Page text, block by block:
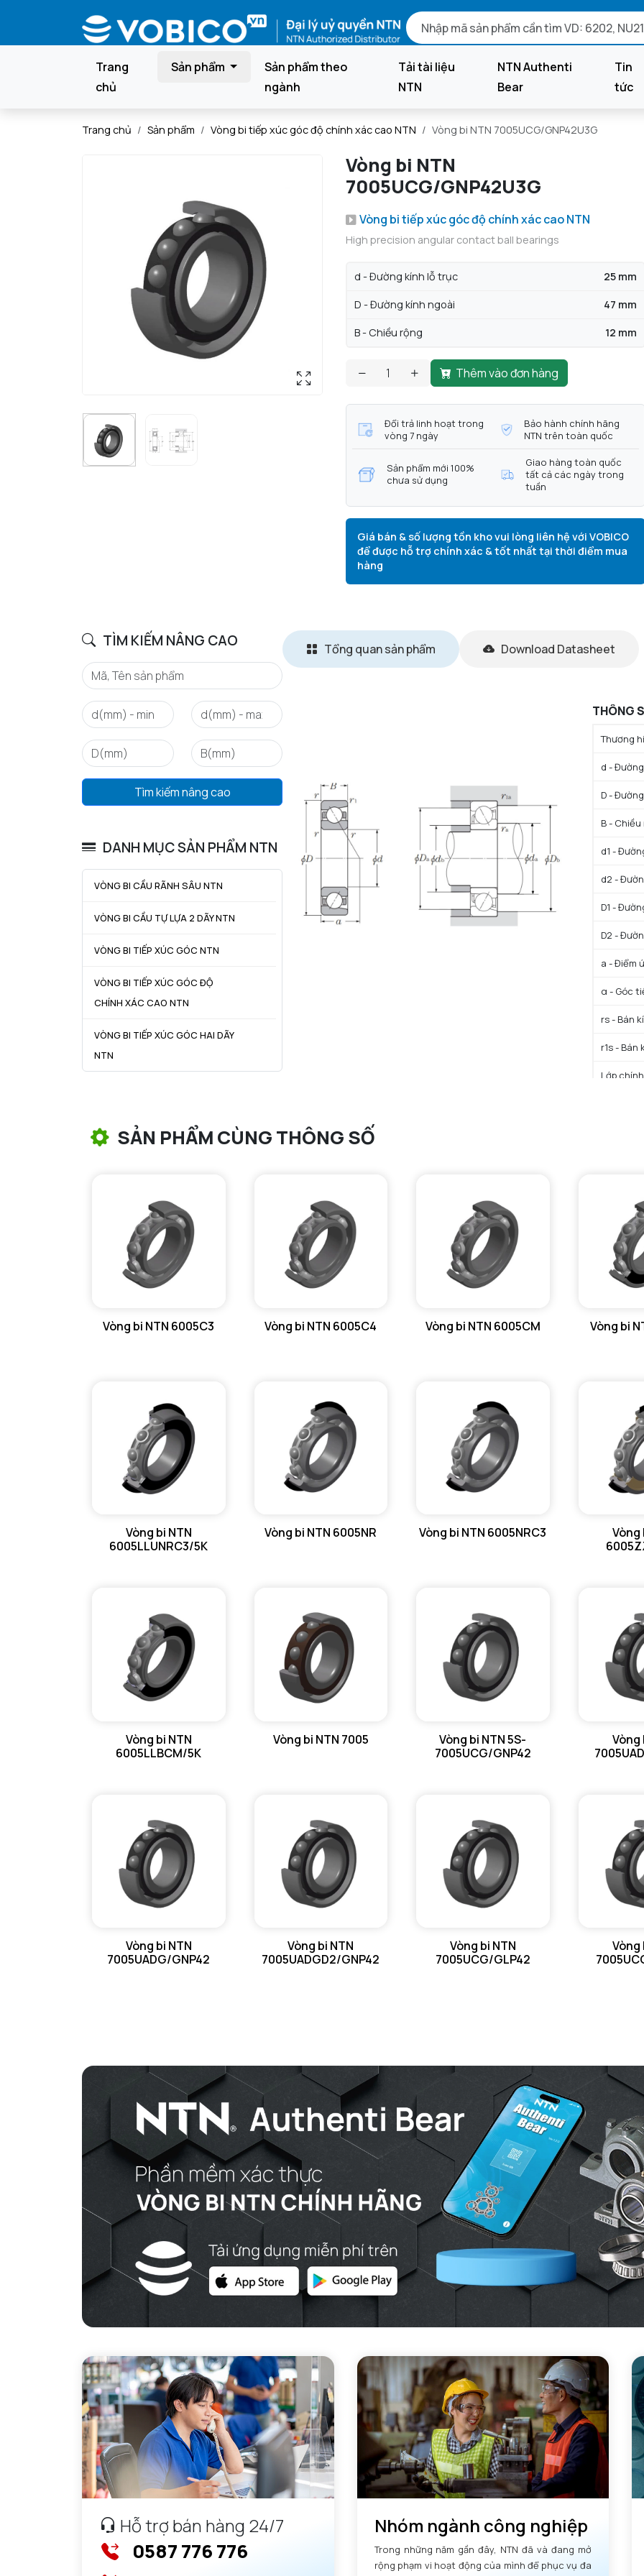
Trang
chủ
Sản phẩm
Sản phẩm theo
ngành
Tải tài liệu
NTN
NTN Authenti
Bear
Tin
tức
Trang chủ Sản phẩm Vòng bi tiếp xúc góc độ chính xác cao NTN Vòng bi NTN 7005UCG/GNP42U3G
Vòng bi NTN
7005UCG/GNP42U3G
Vòng bi tiếp xúc góc độ chính xác cao NTN
High precision angular contact ball bearings
d - Đường kính lỗ trục 25 mm
D - Đường kính ngoài 47 mm
B - Chiều rộng 12 mm
Thêm vào đơn hàng
Đổi trả linh hoạt trong
vòng 7 ngày
Bảo hành chính hãng
NTN trên toàn quốc
Sản phẩm mới 100%
chưa sử dụng
Giao hàng toàn quốc
tất cả các ngày trong
tuần
Giá bán & số lượng tồn kho vui lòng liên hệ với VOBICO
để được hỗ trợ chính xác & tốt nhất tại thời điểm mua
hàng
TÌM KIẾM NÂNG CAO
Tìm kiếm nâng cao
DANH MỤC SẢN PHẨM NTN
VÒNG BI CẦU RÃNH SÂU NTN
VÒNG BI CẦU TỰ LỰA 2 DÃY NTN
VÒNG BI TIẾP XÚC GÓC NTN
VÒNG BI TIẾP XÚC GÓC ĐỘ
CHÍNH XÁC CAO NTN
VÒNG BI TIẾP XÚC GÓC HAI DÃY
NTN
VÒNG BI ĐŨA TRỤ NTN
VÒNG BI KIM NTN
VÒNG BI CHẶN TRỤC NTN
GỐI ĐỠ NTN
MÁY GIA NHIỆT NTN
Tổng quan sản phẩm Download Datasheet
THÔNG
Thương
d -
D -
B - Chiều
d1 -
d2 -
D1 -
D2 -
a - Điểm
α - Góc
rs - Bán
r1s -
Lớp
f0 - Hệ số
N lim -
N lim -
Giá trị
Tmin -
Tmax -
GIỚI HẠN
Da max
ra max -
SẢN PHẨM CÙNG THÔNG SỐ
Vòng bi NTN 6005C3 Vòng bi NTN 6005C4 Vòng bi NTN 6005CM Vòng bi
Vòng bi NTN
6005LLUNRC3/5K
Vòng bi NTN 6005NR Vòng bi NTN 6005NRC3
Vòng
Vòng bi NTN
6005LLBCM/5K
Vòng bi NTN 7005
Vòng bi NTN 5S-
7005UCG/GNP42
Vòng
Vòng bi NTN
7005UADG/GNP42
Vòng bi NTN
7005UADGD2/GNP42
Vòng bi NTN
7005UCG/GLP42
Vòng
Hỗ trợ bán hàng 24/7
0587 776 776
Nhóm ngành công nghiệp
Trong những năm gần đây, NTN đã và đang mở
rộng phạm vi hoạt động của mình để phục vụ đa